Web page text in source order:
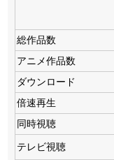
総作品数
アニメ作品数
ダウンロード
倍速再生
同時視聴
テレビ視聴